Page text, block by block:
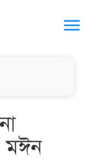
menu
মঈন